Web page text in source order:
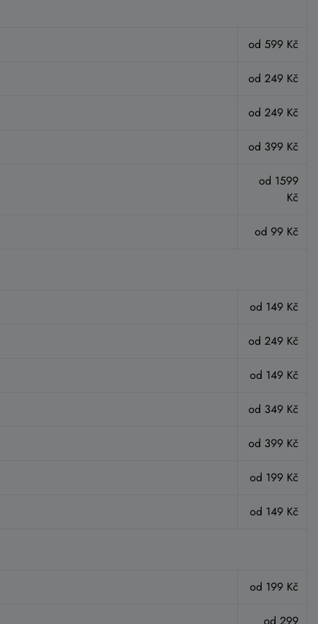
od 599 Kč
od 249 Kč
od 249 Kč
od 399 Kč
od 1599
Kč
od 99 Kč
od 149 Kč
od 249 Kč
od 149 Kč
od 349 Kč
od 399 Kč
od 199 Kč
od 149 Kč
od 199 Kč